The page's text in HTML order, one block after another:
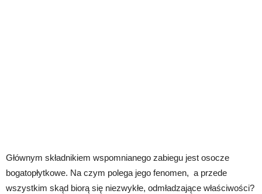
Głównym składnikiem wspomnianego zabiegu jest osocze
bogatopłytkowe. Na czym polega jego fenomen, a przede
wszystkim skąd biorą się niezwykłe, odmładzające właściwości?